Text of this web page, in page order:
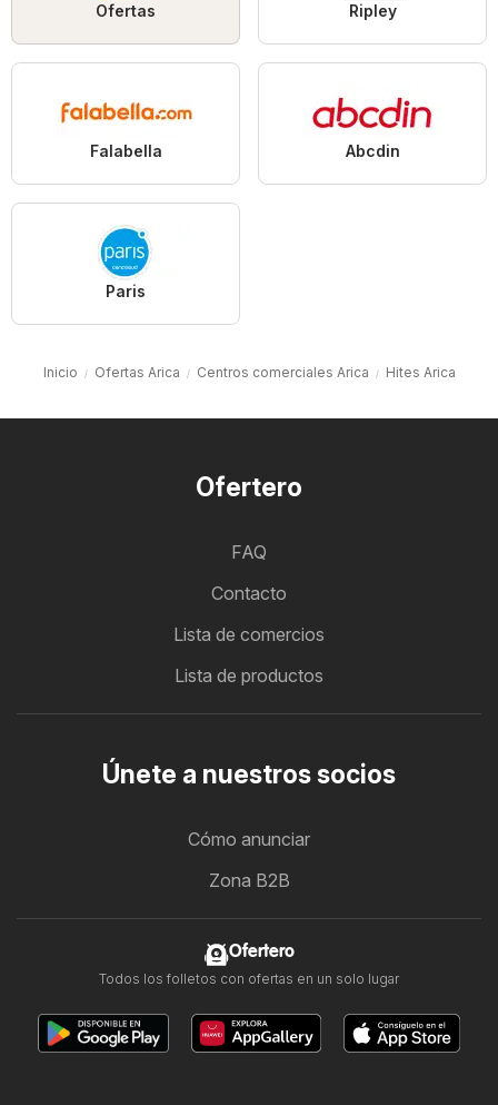
Ofertas Ripley
Falabella Abcdin
Paris
Inicio Ofertas Arica Centros comerciales Arica Hites Arica
Ofertero
FAQ
Contacto
Lista de comercios
Lista de productos
Únete a nuestros socios
Cómo anunciar
Zona B2B
Ofertero
Todos los folletos con ofertas en un solo lugar